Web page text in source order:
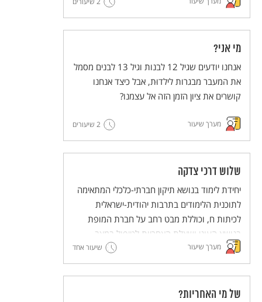
מצווה בימינו ובעבר?
מי אני?
אנחנו יודעים שגיל 12 לבנות וגיל 13 לבנים מסמל
את המעבר מבגרות לילדוּת, אבל כיצד אנחנו
קושרים את ציון הזמן הזה אל עצמנו?
מערך שיעור 2 שיעורים
שלוש דרכי צדקה
יחידת לימוד בנושא תיקון חברתי-כלכלי המתאימה
לתוכנית הלימודים בתרבות יהודית-ישראלית
לכיתות ח, וכוללת מבט רחב על חברת המופת
בנושא העוני ושאלת האחריות לטיפול במצב.
מערך שיעור שיעור אחד
של מי האחריות?